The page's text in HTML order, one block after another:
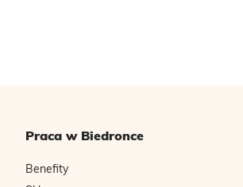
Praca w Biedronce
Benefity